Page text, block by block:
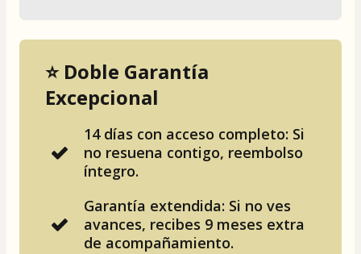
⭐ Doble Garantía
Excepcional
14 días con acceso completo: Si
no resuena contigo, reembolso
íntegro.
Garantía extendida: Si no ves
avances, recibes 9 meses extra
de acompañamiento.